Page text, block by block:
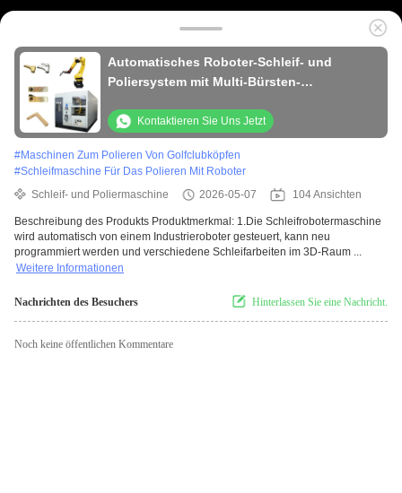
Automatisches Roboter-Schleif- und
Poliersystem mit Multi-Bürsten-
Automobilmetallteile
Kontaktieren Sie Uns Jetzt
#Maschinen Zum Polieren Von Golfclubköpfen
#Schleifmaschine Für Das Polieren Mit Roboter
Schleif- und Poliermaschine
2026-05-07 104 Ansichten
Beschreibung des Produkts Produktmerkmal: 1.Die Schleifrobotermaschine
wird automatisch von einem Industrieroboter gesteuert, kann neu
programmiert werden und verschiedene Schleifarbeiten im 3D-Raum ...
Weitere Informationen
Nachrichten des Besuchers Hinterlassen Sie eine Nachricht.
Noch keine öffentlichen Kommentare